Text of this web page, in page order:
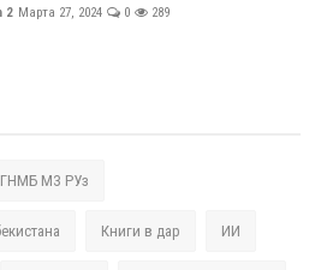
2 Марта 27, 2024 0 289
ГНМБ МЗ РУз
Книги в дар ИИ